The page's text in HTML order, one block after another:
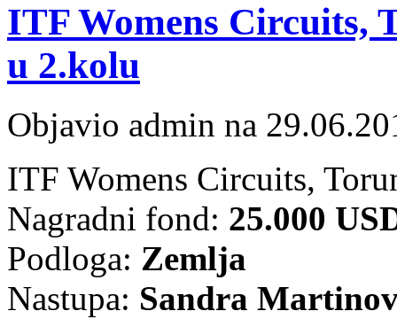
ITF Womens Circuits,
u 2.kolu
Objavio admin na
ITF Womens Circuits,
Nagradni fond: 25.000
Podloga: Zemlja
Nastupa: Sandra